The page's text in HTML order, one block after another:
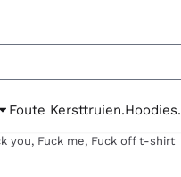
Foute Kersttruien.Hoodies.
you, Fuck me, Fuck off t-shirt